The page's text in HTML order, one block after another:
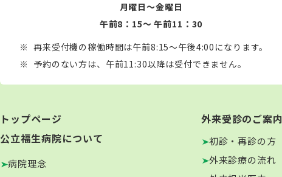
月曜日～金曜日
午前8：15～ 午前11：30
再来受付機の稼働時間は午前8:15～午後4:00になります。
予約のない方は、午前11:30以降は受付できません。
トップページ
公立福生病院について
病院理念
外来受診のご案内
初診・再診の方
外来診療の流れ